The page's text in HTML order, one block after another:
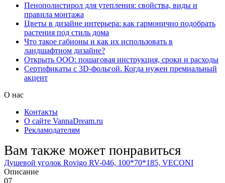
Пенополистирол для утепления: свойства, виды и
правила монтажа
Цветы в дизайне интерьера: как гармонично подобрать
растения под стиль дома
Что такое габионы и как их использовать в
ландшафтном дизайне?
Открыть ООО: пошаговая инструкция, сроки и расходы
Сертификаты с 3D-фольгой. Когда нужен премиальный
акцент
О нас
Контакты
О сайте VannaDream.ru
Рекламодателям
Вам также может понравиться
Душевой уголок Rovigo RV-046, 100*70*185, VECONI
Описание
07